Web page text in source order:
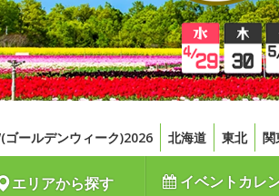
ゴールデンウィーク)2026 北海道 東北 関
エリアから探す イベントカレ